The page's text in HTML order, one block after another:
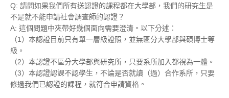
Q: 請問如果我們所有送認證的課程都在大學部，我們的研究生是
不是就不能申請社會調查師的認證？
A: 這個問題中夾帶好幾個面向需要澄清。以下分述：
（1）本認證目前只有單一層級證照，並無區分大學部與碩博士等
級。
（2）本認證不區分大學部與研究所，只要系所加入都視為一體。
（3）本認證認課不認學生，不論是否就讀（過）合作系所，只要
修過我們已認證的課程，就符合申請資格。